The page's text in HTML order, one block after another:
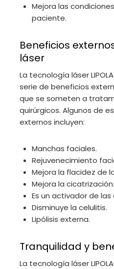
Mejora las
paciente.
Beneficios
láser
La tecnología láser
serie de beneficios
que se someten a
quirúrgicos. Algunos de
externos incluyen:
Manchas faciales.
Rejuvenecimiento
Mejora la flacidez de
Mejora la cicatrización.
Es un activador de
Disminuye la celulitis.
Lipólisis externa.
Tranquilidad y
La tecnología láser